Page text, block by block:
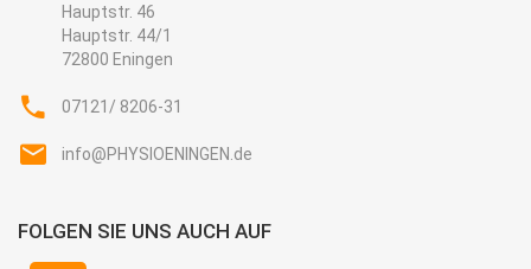
Hauptstr. 46
Hauptstr. 44/1
72800 Eningen
07121/ 8206-31
info@PHYSIOENINGEN.de
FOLGEN SIE UNS AUCH AUF